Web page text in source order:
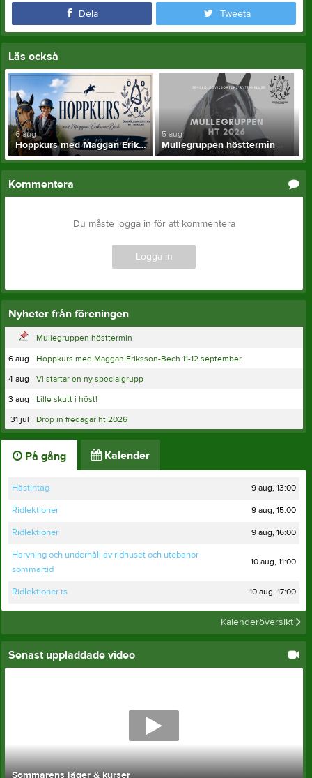
Dela Tweeta
Läs också
6 aug
Hoppkurs med Maggan Eriksson-Bech 11-12 september
5 aug
Mullegruppen hösttermin
Kommentera
Du måste logga in för att kommentera
Logga in
Nyheter från föreningen
Mullegruppen hösttermin
6 aug
Hoppkurs med Maggan Eriksson-Bech 11-12 september
4 aug
Vi startar en ny specialgrupp
3 aug
Lille skutt i höst!
31 jul
Drop in fredagar ht 2026
På gång Kalender
Hästintag 9 aug, 13:00
Ridlektioner 9 aug, 15:00
Ridlektioner
9 aug, 16:00
Harvning och underhåll av ridhuset och utebanor
sommartid
10 aug, 11:00
Ridlektioner rs 10 aug, 17:00
Kalenderöversikt
Senast uppladdade video
Sommarens läger & kurser